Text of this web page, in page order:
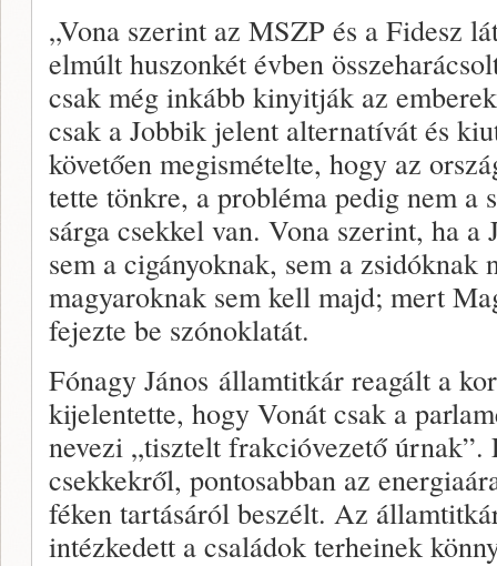
„Vona szerint az MSZP és a Fidesz
elmúlt huszonkét évben
csak még inkább kinyitják az
csak a Jobbik jelent alternatívát és
követően megismételte, hogy az
tette tönkre, a probléma pedig nem a
sárga csekkel van. Vona szerint, ha
sem a cigányoknak, sem a zsidóknak
magyaroknak sem kell majd; mert
fejezte be szónoklatát.
Fónagy János államtitkár reagált a
kijelentette, hogy Vonát csak a
nevezi „tisztelt frakcióvezető úrnak”.
csekkekről, pontosabban az
féken tartásáról beszélt. Az
intézkedett a családok terheinek